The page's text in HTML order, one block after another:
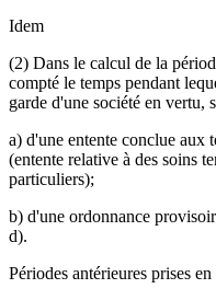
Idem
(2) Dans le calcul de la
compté le temps pendant
garde d'une société en vertu,
a) d'une entente conclue aux
(entente relative à des soins
particuliers);
b) d'une ordonnance
d).
Périodes antérieures prises